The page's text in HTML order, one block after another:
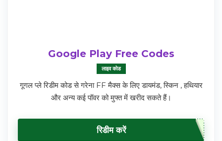
Google Play Free Codes
लाइव कोड
गूगल प्ले रिडीम कोड से गरेना FF मैक्स के लिए डायमंड, स्किन , हथियार
और अन्य कई पॉवर को मुफ्त में खरीद सकते हैं।
रिडीम करें